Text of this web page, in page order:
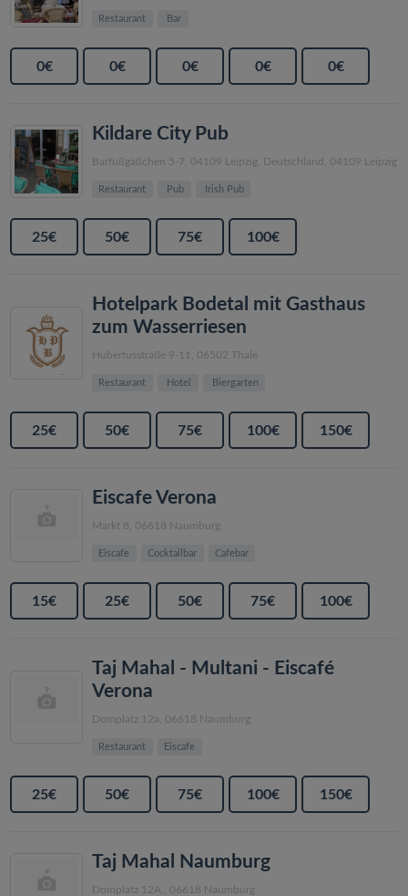
Restaurant Bar
0€ 0€ 0€ 0€ 0€
Kildare City Pub
Barfußgäßchen 5-7, 04109 Leipzig, Deutschland, 04109 Leipzig
Restaurant Pub Irish Pub
25€ 50€ 75€ 100€
Hotelpark Bodetal mit Gasthaus
zum Wasserriesen
Hubertusstraße 9-11, 06502 Thale
Restaurant Hotel Biergarten
25€ 50€ 75€ 100€ 150€
Eiscafe Verona
Markt 8, 06618 Naumburg
Eiscafe Cocktailbar Cafebar
15€ 25€ 50€ 75€ 100€
Taj Mahal - Multani - Eiscafé
Verona
Domplatz 12a, 06618 Naumburg
Restaurant Eiscafe
25€ 50€ 75€ 100€ 150€
Taj Mahal Naumburg
Domplatz 12A,, 06618 Naumburg